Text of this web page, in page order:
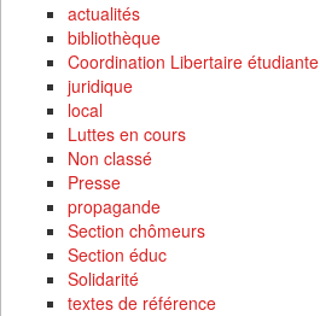
actualités
bibliothèque
Coordination Libertaire étudiante
juridique
local
Luttes en cours
Non classé
Presse
propagande
Section chômeurs
Section éduc
Solidarité
textes de référence